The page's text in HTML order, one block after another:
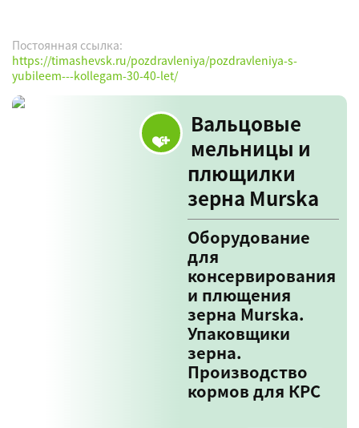
Постоянная ссылка:
https://timashevsk.ru/pozdravleniya/pozdravleniya-s-
yubileem---kollegam-30-40-let/
Вальцовые
мельницы и
плющилки
зерна Murska
Оборудование
для
консервирования
и плющения
зерна Murska.
Упаковщики
зерна.
Производство
кормов для КРС